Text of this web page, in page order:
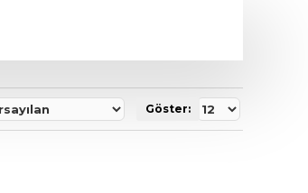
Göster: